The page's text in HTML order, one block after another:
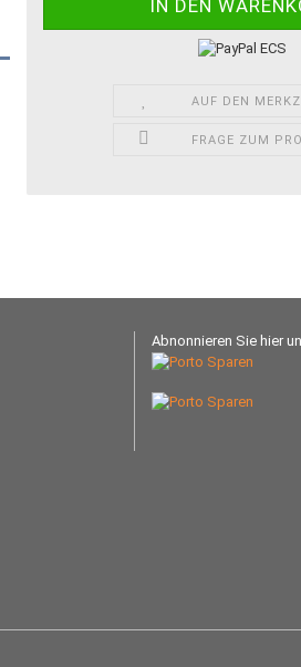
AUF DEN
FRAGE ZUM
Abnonnieren Sie hier